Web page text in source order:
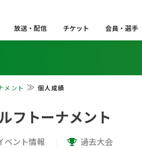
放送・配信 チケット 会員・選手
メント 個人成績
フトーナメント
ベント情報 過去大会